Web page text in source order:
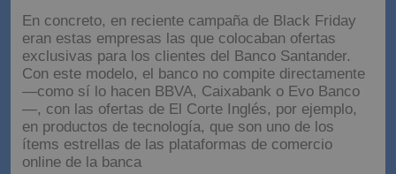
En concreto, en reciente campaña de Black Friday
eran estas empresas las que colocaban ofertas
exclusivas para los clientes del Banco Santander.
Con este modelo, el banco no compite directamente
—como sí lo hacen BBVA, Caixabank o Evo Banco
—, con las ofertas de El Corte Inglés, por ejemplo,
en productos de tecnología, que son uno de los
ítems estrellas de las plataformas de comercio
online de la banca